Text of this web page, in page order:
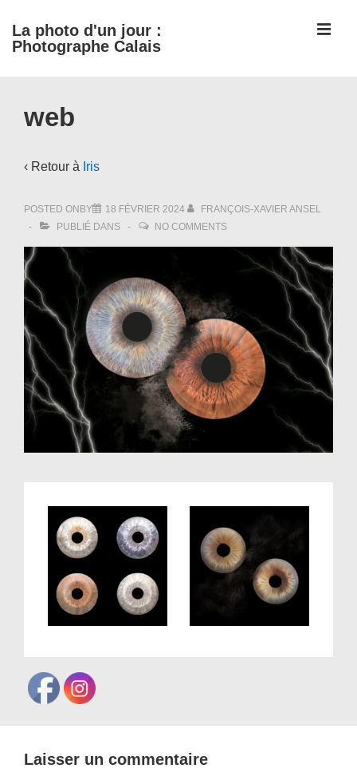
passer
au
La photo d'un jour :
Photographe Calais
Navigation
web
‹ Retour à Iris
POSTED ONBY 18 FÉVRIER 2024
FRANÇOIS-XAVIER ANSEL
PUBLIÉ DANS
NO COMMENTS
Laisser un commentaire